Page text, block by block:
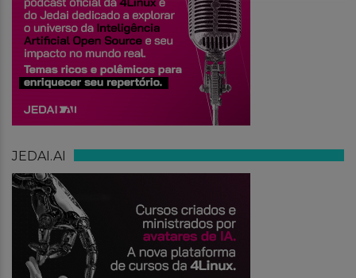
JEDAI.AI